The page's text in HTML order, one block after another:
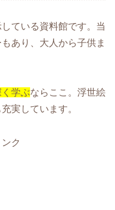
ている資料館です。当
あり、大人から子供ま
学ぶならここ。浮世絵
実しています。
ク